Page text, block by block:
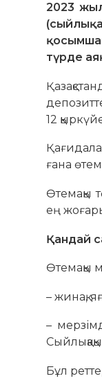
2023
түрде
12
ғана
Өтемақы
ең
Қандай
Өтемақы
– жинақ,
–
Бұл